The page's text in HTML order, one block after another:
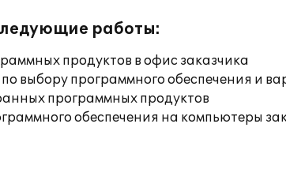
работы:
продуктов в офис заказчика
выбору программного обеспечения и
программных продуктов
обеспечения на компьютеры